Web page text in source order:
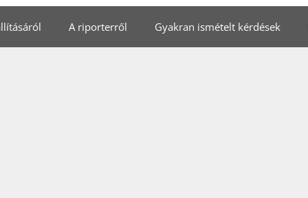
A riporterről Gyakran ismételt kérdések